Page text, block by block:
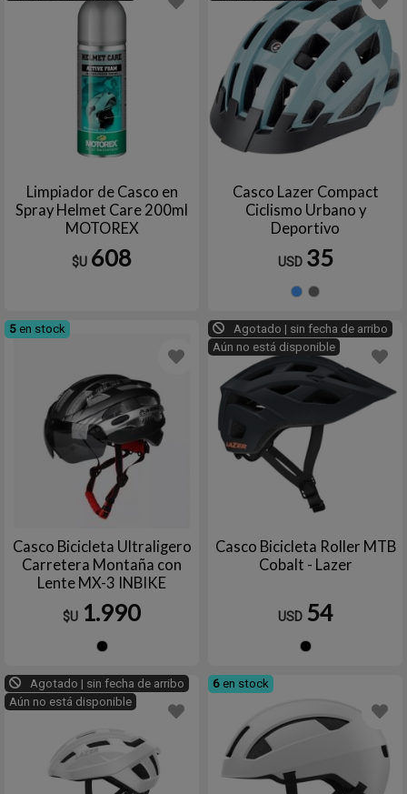
Limpiador de Casco en
Spray Helmet Care 200ml
MOTOREX
$U 608
Casco Lazer Compact
Ciclismo Urbano y
Deportivo
USD 35
5 en stock
Casco Bicicleta Ultraligero
Carretera Montaña con
Lente MX-3 INBIKE
$U 1.990
Agotado | sin fecha de arribo
Aún no está disponible
Casco Bicicleta Roller MTB
Cobalt - Lazer
USD 54
Agotado | sin fecha de arribo
Aún no está disponible
6 en stock